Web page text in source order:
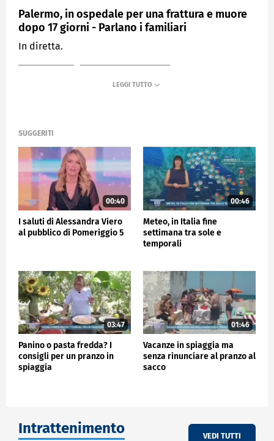
Palermo, in ospedale per una frattura e muore
dopo 17 giorni - Parlano i familiari
In diretta.
SUGGERITI
00:40
I saluti di Alessandra Viero
al pubblico di Pomeriggio 5
00:46
Meteo, in Italia fine
settimana tra sole e
temporali
03:47
Panino o pasta fredda? I
consigli per un pranzo in
spiaggia
01:46
Vacanze in spiaggia ma
senza rinunciare al pranzo al
sacco
Intrattenimento VEDI TUTTI